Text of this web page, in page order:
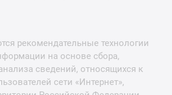
рекомендательные технологии
на основе сбора,
сведений, относящихся к
сети «Интернет»,